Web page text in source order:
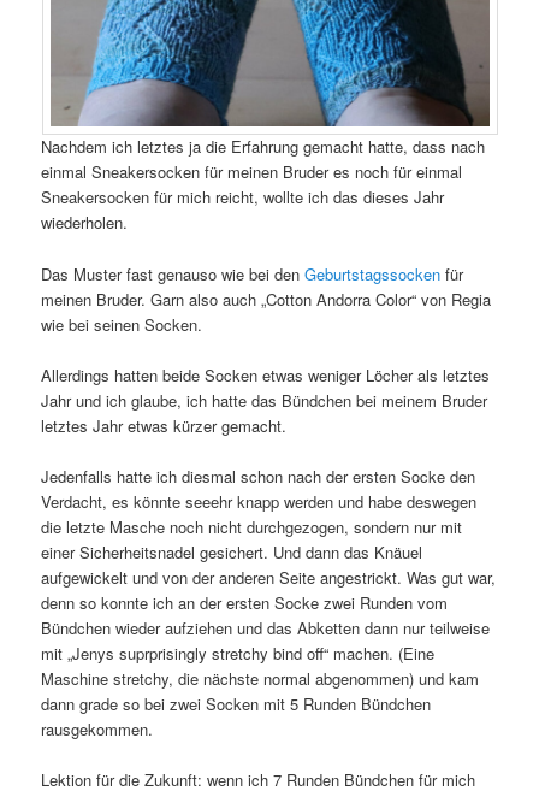
Nachdem ich letztes ja die Erfahrung gemacht hatte, dass nach
einmal Sneakersocken für meinen Bruder es noch für einmal
Sneakersocken für mich reicht, wollte ich das dieses Jahr
wiederholen.
Das Muster fast genauso wie bei denGeburtstagssocken für
meinen Bruder. Garn also auch „Cotton Andorra Color“ von Regia
wie bei seinen Socken.
Allerdings hatten beide Socken etwas weniger Löcher als letztes
Jahr und ich glaube, ich hatte das Bündchen bei meinem Bruder
letztes Jahr etwas kürzer gemacht.
Jedenfalls hatte ich diesmal schon nach der ersten Socke den
Verdacht, es könnte seeehr knapp werden und habe deswegen
die letzte Masche noch nicht durchgezogen, sondern nur mit
einer Sicherheitsnadel gesichert. Und dann das Knäuel
aufgewickelt und von der anderen Seite angestrickt. Was gut war,
denn so konnte ich an der ersten Socke zwei Runden vom
Bündchen wieder aufziehen und das Abketten dann nur teilweise
mit „Jenys suprprisingly stretchy bind off“ machen. (Eine
Maschine stretchy, die nächste normal abgenommen) und kam
dann grade so bei zwei Socken mit 5 Runden Bündchen
rausgekommen.
Lektion für die Zukunft: wenn ich 7 Runden Bündchen für mich